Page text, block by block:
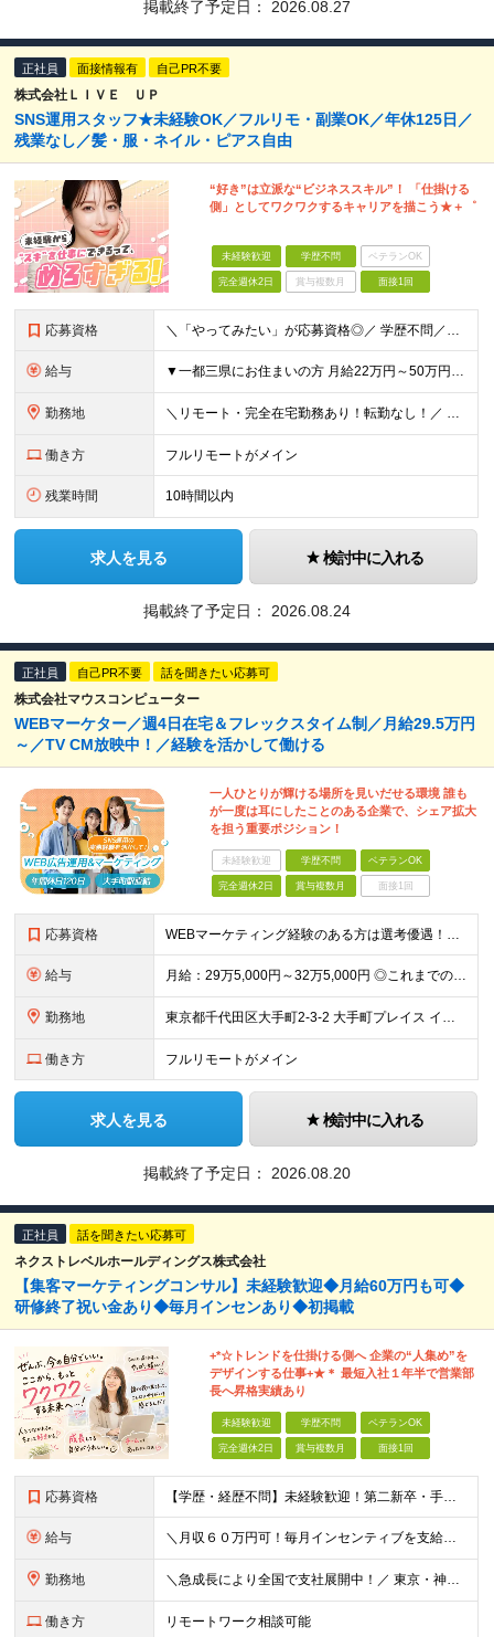
掲載終了予定日： 2026.08.27
正社員 面接情報有 自己PR不要
株式会社ＬＩＶＥ ＵＰ
SNS運用スタッフ★未経験OK／フルリモ・副業OK／年休125日／
残業なし／髪・服・ネイル・ピアス自由
“好き”は立派な“ビジネススキル”！ 「仕掛ける
側」としてワクワクするキャリアを描こう★＋゜
未経験歓迎 学歴不問 ベテランOK
完全週休2日 賞与複数月 面接1回
応募資格 ＼「やってみたい」が応募資格◎／ 学歴不問／未経験歓迎／業種未経験歓迎／社会人デビュー歓迎／第二新卒歓迎／ブランクOK 経験やスキルは一切不問◎ 大切なのは「挑戦してみたい」という気持ちです！
給与 ▼一都三県にお住まいの方 月給22万円～50万円＋インセンティブ＋賞与＋各種手当 ▼上記以外の地域にお住まいの方 月給21万円～50万円＋インセンティブ＋賞与＋各種手当 ※経験・能力を考慮して決定
勤務地 ＼リモート・完全在宅勤務あり！転勤なし！／ 【47都道府県の好きな地域で働けます☆】 ★リモート・フルリモートも選択可能です！ └将来的には「お気に入りのカフェでテレワーク」 「日本全国、旅をしなが
働き方 フルリモートがメイン
残業時間 10時間以内
求人を見る 検討中に入れる
掲載終了予定日： 2026.08.24
正社員 自己PR不要 話を聞きたい応募可
株式会社マウスコンピューター
WEBマーケター／週4日在宅＆フレックスタイム制／月給29.5万円
～／TV CM放映中！／経験を活かして働ける
一人ひとりが輝ける場所を見いだせる環境 誰も
が一度は耳にしたことのある企業で、シェア拡大
を担う重要ポジション！
未経験歓迎 学歴不問 ベテランOK
完全週休2日 賞与複数月 面接1回
応募資格 WEBマーケティング経験のある方は選考優遇！人物重視の採用です◎ 【必須条件】 ◎WEB広告の企画～運用までのご経験（年数不問） ◎Google Analytics 4（GA4）を使用したご経験のあ
給与 月給：29万5,000円～32万5,000円 ◎これまでの経験と能力を考慮の上、決定します！ ☆明確な評価制度とキャリア形成 当社では個人の頑張りを反映する明確な評価制度を設けています。将来にわた
勤務地 東京都千代田区大手町2-3-2 大手町プレイス イーストタワー6階
働き方 フルリモートがメイン
求人を見る 検討中に入れる
掲載終了予定日： 2026.08.20
正社員 話を聞きたい応募可
ネクストレベルホールディングス株式会社
【集客マーケティングコンサル】未経験歓迎◆月給60万円も可◆
研修終了祝い金あり◆毎月インセンあり◆初掲載
+*☆トレンドを仕掛ける側へ 企業の“⼈集め”を
デザインする仕事+★＊ 最短⼊社１年半で営業部
⻑へ昇格実績あり
未経験歓迎 学歴不問 ベテランOK
完全週休2日 賞与複数月 面接1回
応募資格 【学歴・経歴不問】未経験歓迎！第⼆新卒・⼿に職をつけたい・新たな挑戦者⼤歓迎！⼈柄・意欲重視の採⽤♪ ＼これまでの経験・スキルは⼀切不問／ 新たな⼀歩を全⼒で応援します！ ★経歴・学歴不問 ★未経
給与 ＼⽉収６０万円可！毎⽉インセンティブを⽀給／ ⽉給３０万円〜+ダブルインセンティブ（個⼈+⽀店達成率に応じて） ※営業⼿当含む ▼下記固定残業代を含みます ・関東圏：5万8000円〜（⽉36h分）＋
勤務地 ＼急成⻑により全国で⽀社展開中！／ 東京・神奈川・埼⽟・千葉・⼤阪・名古屋・神⼾・新潟・⾦沢・京都・広島・福岡などで募集中！ ★東京、⼤阪、名古屋、福岡は急募のため、特に選考優遇します★ ◎勤務地は
働き方 リモートワーク相談可能